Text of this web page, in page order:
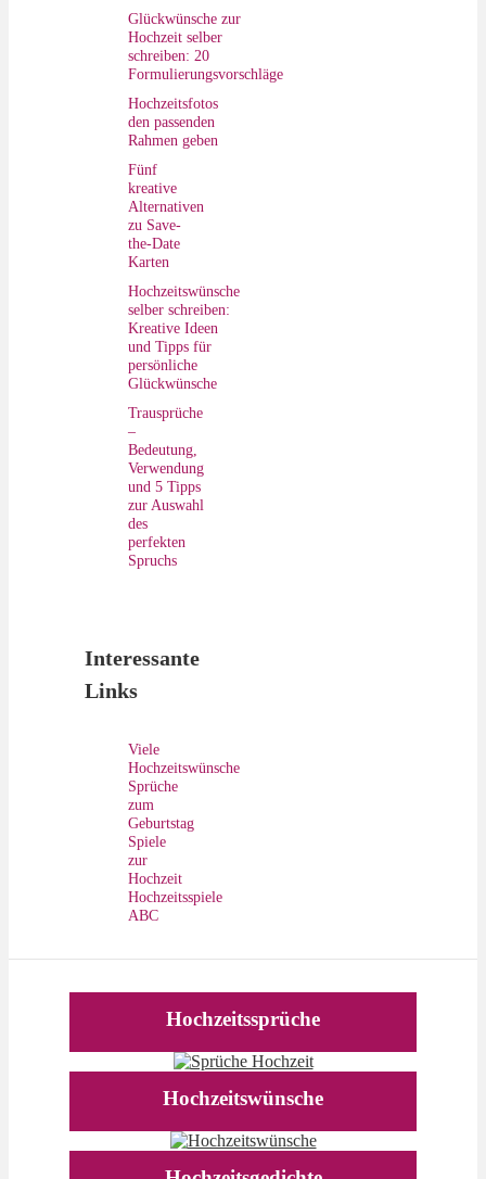
Glückwünsche zur
Hochzeit selber
schreiben: 20
Formulierungsvorschläge
Hochzeitsfotos
den passenden
Rahmen geben
Fünf
kreative
Alternativen
zu Save-
the-Date
Karten
Hochzeitswünsche
selber schreiben:
Kreative Ideen
und Tipps für
persönliche
Glückwünsche
Trausprüche
–
Bedeutung,
Verwendung
und 5 Tipps
zur Auswahl
des
perfekten
Spruchs
Interessante
Links
Viele
Hochzeitswünsche
Sprüche
zum
Geburtstag
Spiele
zur
Hochzeit
Hochzeitsspiele
ABC
Hochzeitssprüche
Hochzeitswünsche